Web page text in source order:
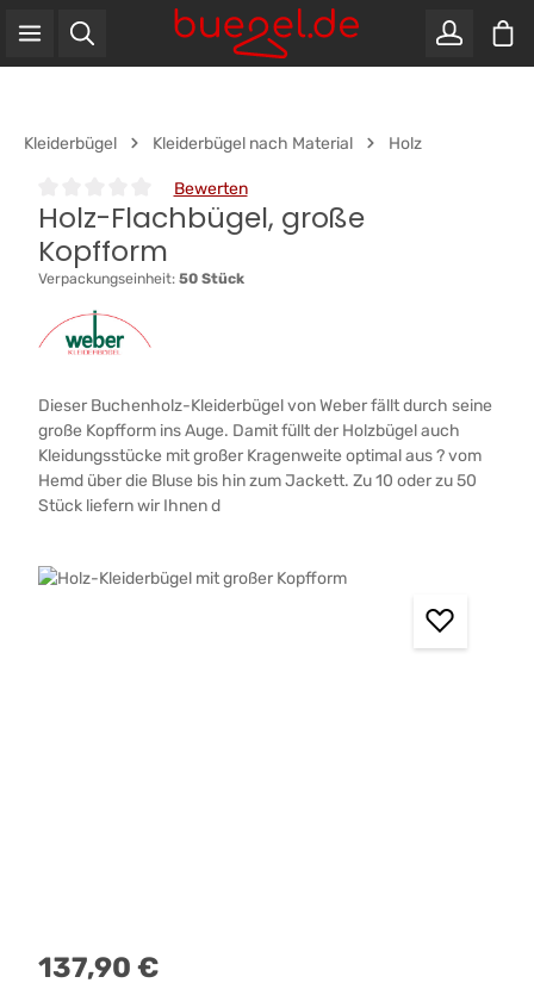
Zum Hauptinhalt springen
Kleiderbügel Kleiderbügel nach Material Holz
Durchschnittliche Bewertung von 0 von 5 Sternen
Bewerten
Holz-Flachbügel, große
Kopfform
Verpackungseinheit: 50 Stück
Dieser Buchenholz-Kleiderbügel von Weber fällt durch seine
große Kopfform ins Auge. Damit füllt der Holzbügel auch
Kleidungsstücke mit großer Kragenweite optimal aus ? vom
Hemd über die Bluse bis hin zum Jackett. Zu 10 oder zu 50
Stück liefern wir Ihnen d
Bildergalerie überspringen
Regulärer Preis:
137,90 €